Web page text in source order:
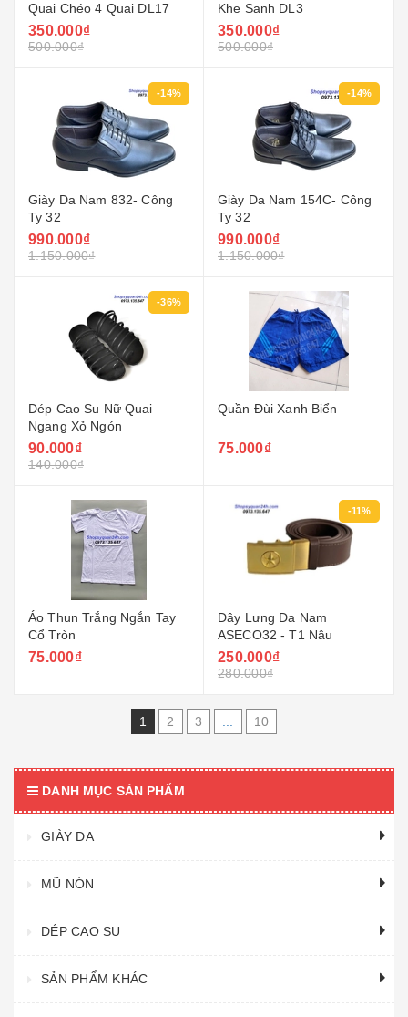
Quai Chéo 4 Quai DL17
350.000₫
500.000₫
Khe Sanh DL3
350.000₫
500.000₫
-14%
Giày Da Nam 832- Công
Ty 32
990.000₫
1.150.000₫
-14%
Giày Da Nam 154C- Công
Ty 32
990.000₫
1.150.000₫
-36%
Dép Cao Su Nữ Quai
Ngang Xỏ Ngón
90.000₫
140.000₫
Quần Đùi Xanh Biển
75.000₫
Áo Thun Trắng Ngắn Tay
Cổ Tròn
75.000₫
-11%
Dây Lưng Da Nam
ASECO32 - T1 Nâu
250.000₫
280.000₫
1 2 3 10
DANH MỤC SẢN PHẨM
GIÀY DA
MŨ NÓN
DÉP CAO SU
SẢN PHẨM KHÁC